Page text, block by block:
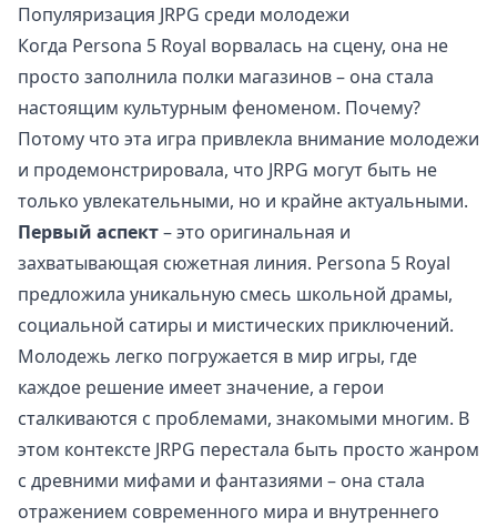
Популяризация JRPG среди молодежи
Когда Persona 5 Royal ворвалась на сцену, она не
просто заполнила полки магазинов – она стала
настоящим культурным феноменом. Почему?
Потому что эта игра привлекла внимание молодежи
и продемонстрировала, что JRPG могут быть не
только увлекательными, но и крайне актуальными.
Первый аспект– это оригинальная и
захватывающая сюжетная линия. Persona 5 Royal
предложила уникальную смесь школьной драмы,
социальной сатиры и мистических приключений.
Молодежь легко погружается в мир игры, где
каждое решение имеет значение, а герои
сталкиваются с проблемами, знакомыми многим. В
этом контексте JRPG перестала быть просто жанром
с древними мифами и фантазиями – она стала
отражением современного мира и внутреннего